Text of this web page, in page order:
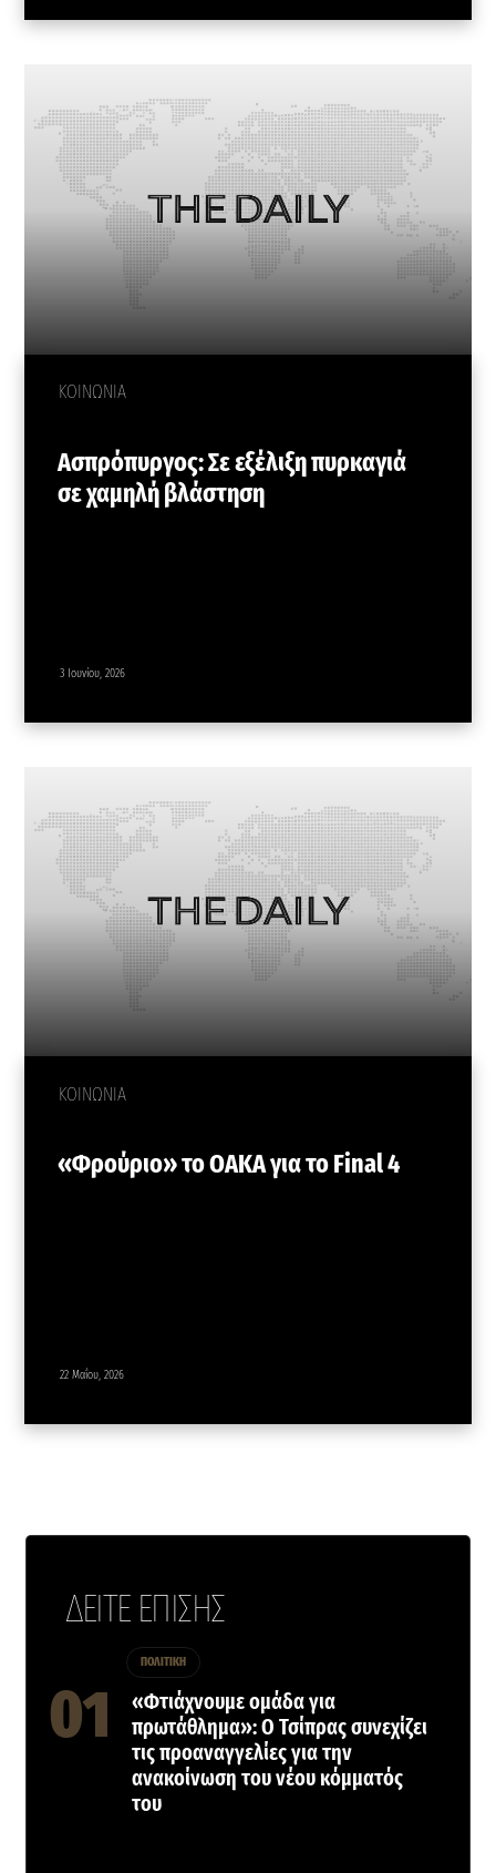
ΚΟΙΝΩΝΙΑ
Ασπρόπυργος: Σε εξέλιξη πυρκαγιά
σε χαμηλή βλάστηση
3 Ιουνίου, 2026
ΚΟΙΝΩΝΙΑ
«Φρούριο» το ΟΑΚΑ για το Final 4
22 Μαΐου, 2026
ΔΕΙΤΕ ΕΠΙΣΗΣ
ΠΟΛΙΤΙΚΗ
«Φτιάχνουμε ομάδα για
πρωτάθλημα»: Ο Τσίπρας συνεχίζει
τις προαναγγελίες για την
ανακοίνωση του νέου κόμματός
του